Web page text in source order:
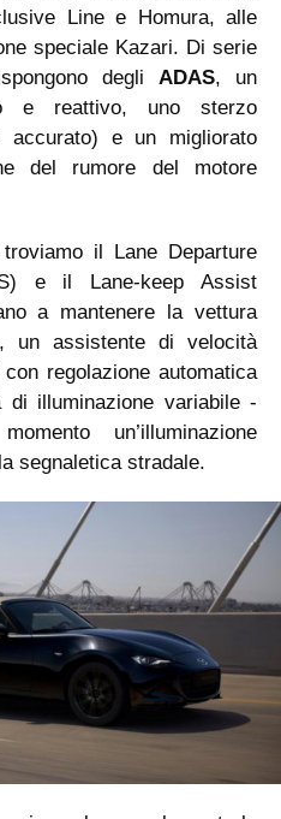
Line e Homura, alle
speciale Kazari. Di serie
degli ADAS, un
e reattivo, uno sterzo
accurato) e un migliorato
del rumore del motore
troviamo il Lane Departure
e il Lane-keep Assist
a mantenere la vettura
un assistente di velocità
regolazione automatica
illuminazione variabile -
un’illuminazione
segnaletica stradale.